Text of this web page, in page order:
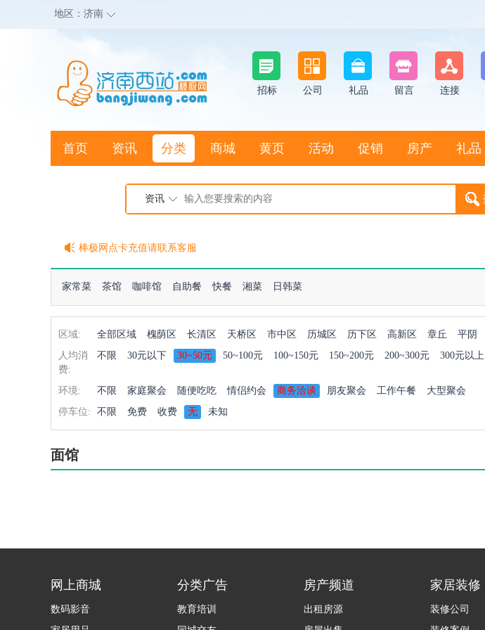
地区： 济南
招标 公司 礼品 留言 连接
首页 资讯 分类 商城 黄页 活动 促销 房产 礼品
资讯
棒极网点卡充值请联系客服
客服QQ:2692290505
充100送20
家常菜 茶馆 咖啡馆 自助餐 快餐 湘菜 日韩菜
区域: 全部区域 槐荫区 长清区 天桥区 市中区 历城区 历下区 高新区 章丘 平阴
人均消
费:
不限 30元以下 30~50元 50~100元 100~150元 150~200元 200~300元 300元以上
环境: 不限 家庭聚会 随便吃吃 情侣约会 商务洽谈 朋友聚会 工作午餐
大型聚会
停车位:
不限 免费 收费 无 未知
面馆
网上商城
数码影音
分类广告
教育培训
房产频道
出租房源
家居装修
装修公司